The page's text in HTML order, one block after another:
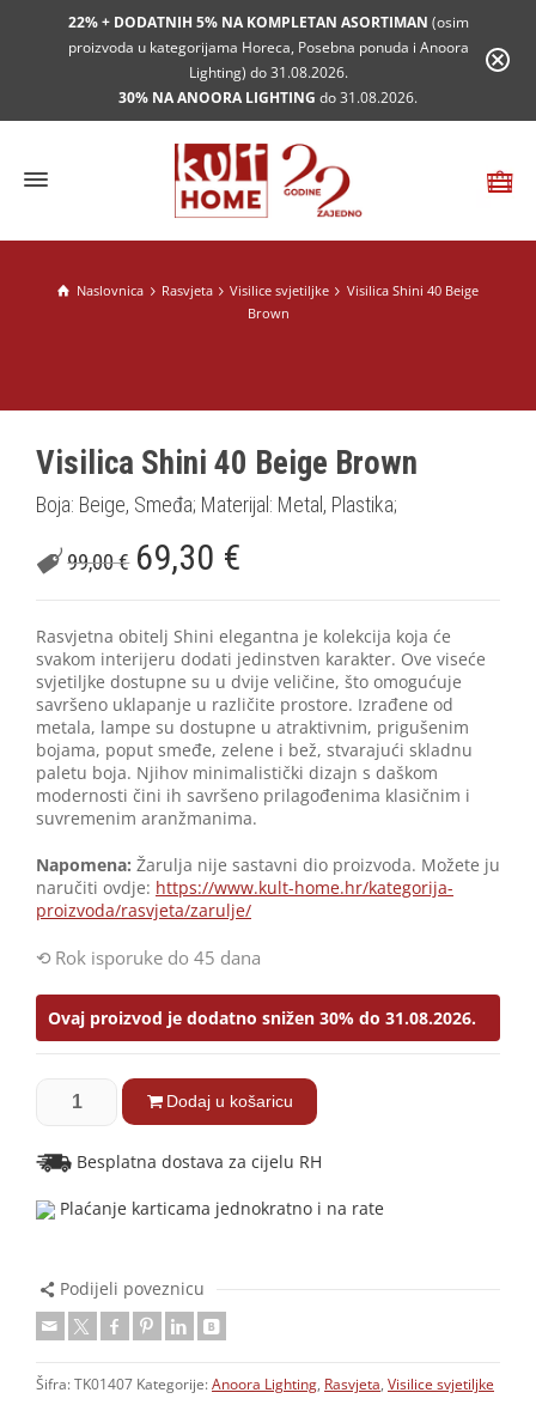
22% + DODATNIH 5% NA KOMPLETAN ASORTIMAN (osim
proizvoda u kategorijama Horeca, Posebna ponuda i Anoora
Lighting) do 31.08.2026.
30% NA ANOORA LIGHTING do 31.08.2026.
Naslovnica Rasvjeta Visilice svjetiljke
Visilica Shini 40 Beige
Brown
Visilica Shini 40 Beige Brown
Boja: Beige, Smeđa; Materijal: Metal, Plastika;
99,00€ 69,30 €
Rasvjetna obitelj Shini elegantna je kolekcija koja će
svakom interijeru dodati jedinstven karakter. Ove viseće
svjetiljke dostupne su u dvije veličine, što omogućuje
savršeno uklapanje u različite prostore. Izrađene od
metala, lampe su dostupne u atraktivnim, prigušenim
bojama, poput smeđe, zelene i bež, stvarajući skladnu
paletu boja. Njihov minimalistički dizajn s daškom
modernosti čini ih savršeno prilagođenima klasičnim i
suvremenim aranžmanima.
Napomena: Žarulja nije sastavni dio proizvoda. Možete ju
naručiti ovdje: https://www.kult-home.hr/kategorija-
proizvoda/rasvjeta/zarulje/
Rok isporuke do 45 dana
Ovaj proizvod je dodatno snižen 30% do 31.08.2026.
Dodaj u košaricu
Besplatna dostava za cijelu RH
Plaćanje karticama jednokratno i na rate
Podijeli poveznicu
Šifra: TK01407 Kategorije: Anoora Lighting, Rasvjeta, Visilice svjetiljke